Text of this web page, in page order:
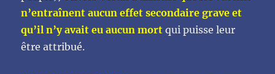
n’entraînent aucun effet secondaire grave et
qu’il n’y avait eu aucun mort qui puisse leur
être attribué.